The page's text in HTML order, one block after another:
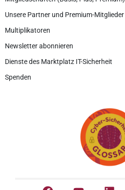
Unsere Partner und Premium-Mitglieder
Multiplikatoren
Newsletter abonnieren
Dienste des Marktplatz IT-Sicherheit
Spenden